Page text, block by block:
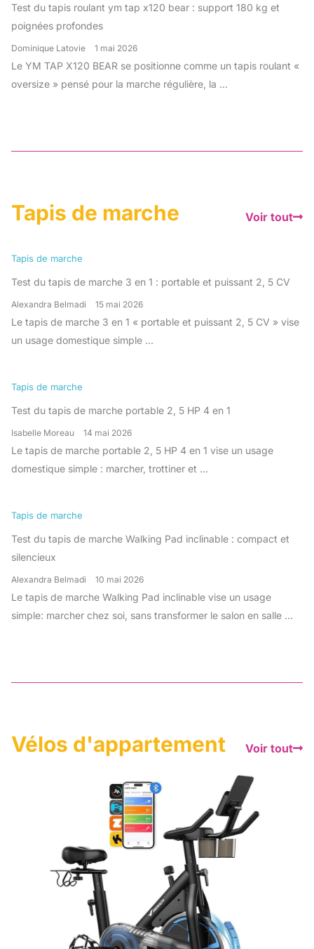
Test du tapis roulant ym tap x120 bear : support 180 kg et
poignées profondes
Dominique Latovie 1 mai 2026
Le YM TAP X120 BEAR se positionne comme un tapis roulant «
oversize » pensé pour la marche régulière, la ...
Tapis de marche Voir tout
Tapis de marche
Test du tapis de marche 3 en 1 : portable et puissant 2, 5 CV
Alexandra Belmadi 15 mai 2026
Le tapis de marche 3 en 1 « portable et puissant 2, 5 CV » vise
un usage domestique simple ...
Tapis de marche
Test du tapis de marche portable 2, 5 HP 4 en 1
Isabelle Moreau 14 mai 2026
Le tapis de marche portable 2, 5 HP 4 en 1 vise un usage
domestique simple : marcher, trottiner et ...
Tapis de marche
Test du tapis de marche Walking Pad inclinable : compact et
silencieux
Alexandra Belmadi 10 mai 2026
Le tapis de marche Walking Pad inclinable vise un usage
simple: marcher chez soi, sans transformer le salon en salle ...
Vélos d'appartement Voir tout